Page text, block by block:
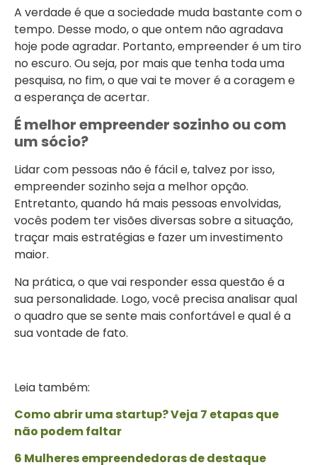
A verdade é que a sociedade muda bastante com o
tempo. Desse modo, o que ontem não agradava
hoje pode agradar. Portanto, empreender é um tiro
no escuro. Ou seja, por mais que tenha toda uma
pesquisa, no fim, o que vai te mover é a coragem e
a esperança de acertar.
É melhor empreender sozinho ou com
um sócio?
Lidar com pessoas não é fácil e, talvez por isso,
empreender sozinho seja a melhor opção.
Entretanto, quando há mais pessoas envolvidas,
vocês podem ter visões diversas sobre a situação,
traçar mais estratégias e fazer um investimento
maior.
Na prática, o que vai responder essa questão é a
sua personalidade. Logo, você precisa analisar qual
o quadro que se sente mais confortável e qual é a
sua vontade de fato.
Leia também:
Como abrir uma startup? Veja 7 etapas que
não podem faltar
6 Mulheres empreendedoras de destaque